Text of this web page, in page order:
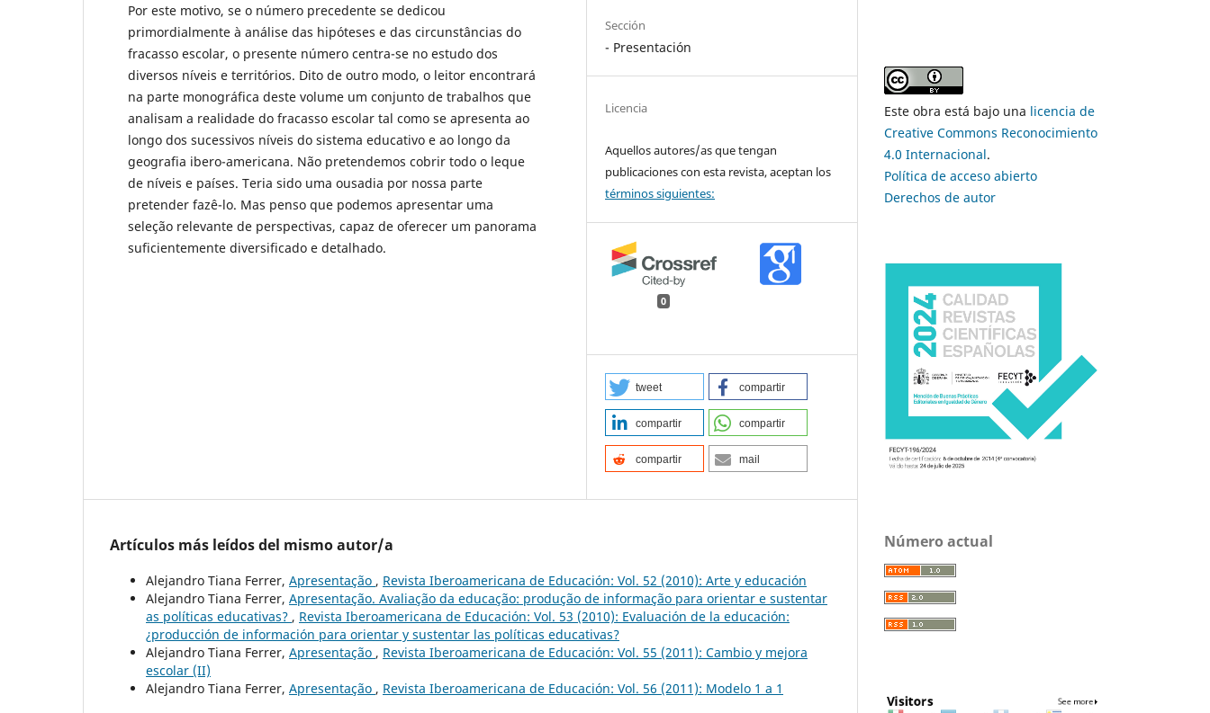
Por este motivo, se o número precedente se dedicou
primordialmente à análise das hipóteses e das circunstâncias do
fracasso escolar, o presente número centra-se no estudo dos
diversos níveis e territórios. Dito de outro modo, o leitor encontrará
na parte monográfica deste volume um conjunto de trabalhos que
analisam a realidade do fracasso escolar tal como se apresenta ao
longo dos sucessivos níveis do sistema educativo e ao longo da
geografia ibero-americana. Não pretendemos cobrir todo o leque
de níveis e países. Teria sido uma ousadia por nossa parte
pretender fazê-lo. Mas penso que podemos apresentar uma
seleção relevante de perspectivas, capaz de oferecer um panorama
suficientemente diversificado e detalhado.
Sección
- Presentación
Licencia
Aquellos autores/as que tengan
publicaciones con esta revista, aceptan los
términos siguientes:
0
tweet compartir
compartir compartir
compartir mail
Artículos más leídos del mismo autor/a
Alejandro Tiana Ferrer, Apresentação , Revista Iberoamericana de Educación: Vol. 52 (2010): Arte y educación
Alejandro Tiana Ferrer, Apresentação. Avaliação da educação: produção de informação para orientar e sustentar
as políticas educativas? , Revista Iberoamericana de Educación: Vol. 53 (2010): Evaluación de la educación:
¿producción de información para orientar y sustentar las políticas educativas?
Alejandro Tiana Ferrer, Apresentação , Revista Iberoamericana de Educación: Vol. 55 (2011): Cambio y mejora
escolar (II)
Alejandro Tiana Ferrer, Apresentação , Revista Iberoamericana de Educación: Vol. 56 (2011): Modelo 1 a 1
Este obra está bajo una licencia de
Creative Commons Reconocimiento
4.0 Internacional.
Política de acceso abierto
Derechos de autor
Número actual